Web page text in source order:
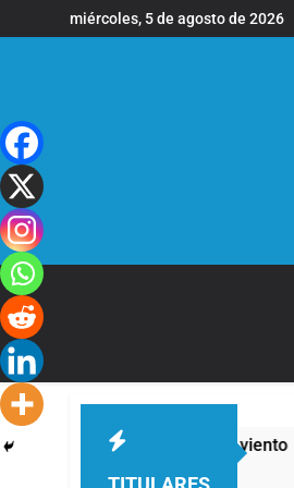
al
miércoles, 5 de agosto de 2026
ráfagas de viento